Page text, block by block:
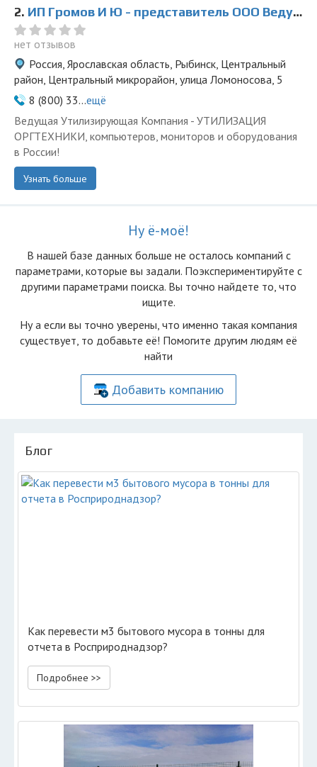
2. ИП Громов И Ю - представитель ООО Ведущая Утилизирующая Компания
нет отзывов
Россия, Ярославская область, Рыбинск, Центральный
район, Центральный микрорайон, улица Ломоносова, 5
8 (800) 33...ещё
Ведущая Утилизирующая Компания - УТИЛИЗАЦИЯ
ОРГТЕХНИКИ, компьютеров, мониторов и оборудования
в России!
Узнать больше
Ну ё-моё!
В нашей базе данных больше не осталоcь компаний с
параметрами, которые вы задали. Поэкспериментируйте с
другими параметрами поиска. Вы точно найдете то, что
ищите.
Ну а если вы точно уверены, что именно такая компания
существует, то добавьте её! Помогите другим людям её
найти
Добавить компанию
Блог
Как перевести м3 бытового мусора в тонны для
отчета в Росприроднадзор?
Подробнее >>